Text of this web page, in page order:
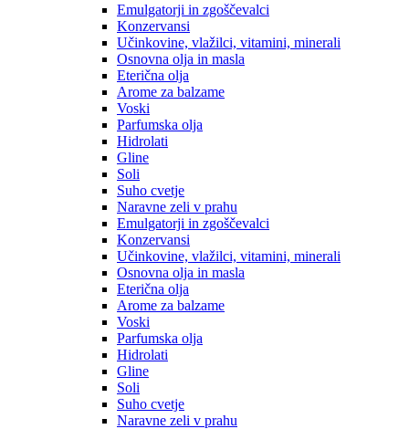
Emulgatorji in zgoščevalci
Konzervansi
Učinkovine, vlažilci, vitamini, minerali
Osnovna olja in masla
Eterična olja
Arome za balzame
Voski
Parfumska olja
Hidrolati
Gline
Soli
Suho cvetje
Naravne zeli v prahu
Emulgatorji in zgoščevalci
Konzervansi
Učinkovine, vlažilci, vitamini, minerali
Osnovna olja in masla
Eterična olja
Arome za balzame
Voski
Parfumska olja
Hidrolati
Gline
Soli
Suho cvetje
Naravne zeli v prahu